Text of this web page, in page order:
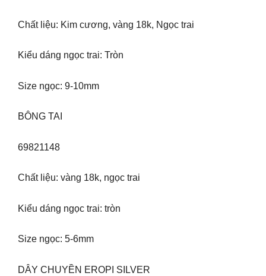
Chất liệu: Kim cương, vàng 18k, Ngọc trai
Kiểu dáng ngọc trai: Tròn
Size ngọc: 9-10mm
BÔNG TAI
69821148
Chất liệu: vàng 18k, ngọc trai
Kiểu dáng ngọc trai: tròn
Size ngọc: 5-6mm
DÂY CHUYỀN EROPI SILVER